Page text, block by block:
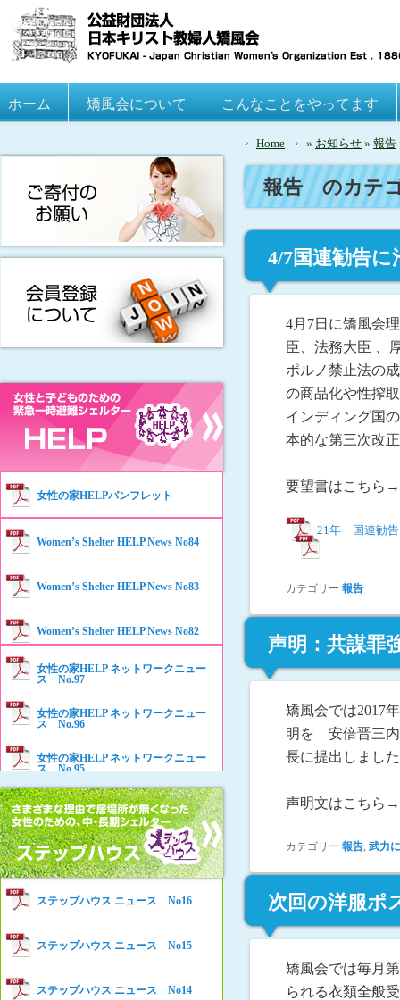
Skip to primary content
Skip to secondary content
ホーム 矯風会について こんなことをやってます
Home » お知らせ » 報告
報告のカテ
4/7国連勧告
を求める要
4月7日に矯風会
臣、法務大臣 、
ポルノ禁止法の
の商品化や性搾
インディング国
本的な第三次改
要望書はこち
21年 国連勧告
カテゴリー 報告
声明：共謀罪
矯風会では2017
明を 安倍晋三内
長に提出しまし
声明文はこち
カテゴリー 報告, 武力
次回の洋服ポ
矯風会では毎月
られる衣類全般
女性の家HELPパンフレット
Women’s Shelter HELP News No84
Women’s Shelter HELP News No83
Women’s Shelter HELP News No82
Women’s Shelter HELP News No81
Women’s Shelter HELP News No80
Women’s Shelter HELP News No79
Women’s Shelter HELP News No78
Women’s Shelter HELP News No76
Women’s Shelter HELP News No75
Women’s Shelter HELP News
女性の家HELP ネットワークニュー
ス No.97
女性の家HELP ネットワークニュー
ス No.96
女性の家HELP ネットワークニュー
ス No.95
女性の家HELP ネットワークニュー
ス No.94
女性の家HELP ネットワークニュー
ス No.93
女性の家HELP ネットワークニュー
ス No.92
女性の家HELP ネットワークニュー
ス No.91
女性の家HELP ネットワークニュー
ス No.90
ステップハウス ニュース No16
ステップハウス ニュース No15
ステップハウス ニュース No14